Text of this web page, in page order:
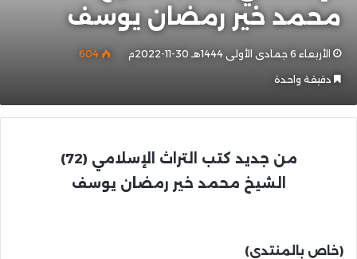
محمد خير رمضان يوسف
الأربعاء 6 جمادى الأولى 1444هـ 30-11-2022م 604
دقيقة واحدة
من جديد كتب التراث الإسلامي (72)
الشيخ محمد خير رمضان يوسف
(خاص بالمنتدى)